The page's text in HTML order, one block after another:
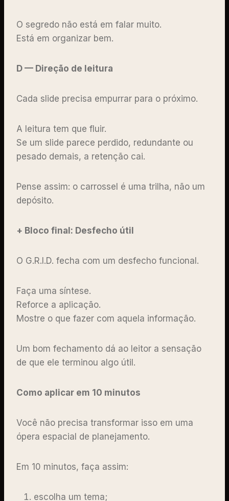
O segredo não está em falar muito.
Está em organizar bem.
D — Direção de leitura
Cada slide precisa empurrar para o próximo.
A leitura tem que fluir.
Se um slide parece perdido, redundante ou
pesado demais, a retenção cai.
Pense assim: o carrossel é uma trilha, não um
depósito.
+ Bloco final: Desfecho útil
O G.R.I.D. fecha com um desfecho funcional.
Faça uma síntese.
Reforce a aplicação.
Mostre o que fazer com aquela informação.
Um bom fechamento dá ao leitor a sensação
de que ele terminou algo útil.
Como aplicar em 10 minutos
Você não precisa transformar isso em uma
ópera espacial de planejamento.
Em 10 minutos, faça assim:
escolha um tema;